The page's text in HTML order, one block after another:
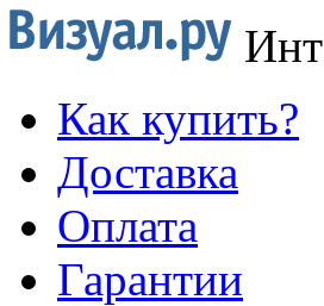
Как купить?
Доставка
Оплата
Гарантии